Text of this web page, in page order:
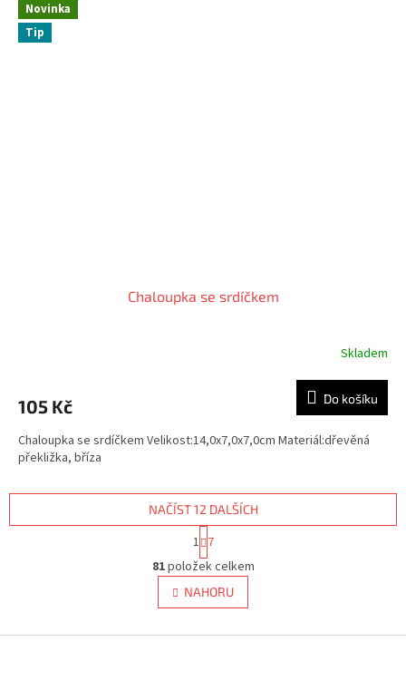
Novinka
Tip
Chaloupka se srdíčkem
je
z
5
Skladem
105 Kč Do košíku
Chaloupka se srdíčkem Velikost:14,0x7,0x7,0cm Materiál:dřevěná
překližka, bříza
O
v
l
á
NAČÍST 12 DALŠÍCH
S
t
r
á
n
k
v
1 7
81položek celkem
NAHORU